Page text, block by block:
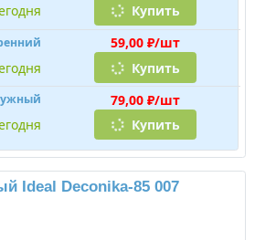
Купить
59,00 ₽/шт
Купить
79,00 ₽/шт
Купить
Ideal Deconika-85 007